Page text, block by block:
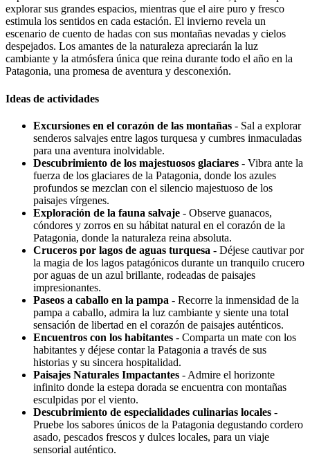
explorar sus grandes espacios, mientras que el aire puro y fresco
estimula los sentidos en cada estación. El invierno revela un
escenario de cuento de hadas con sus montañas nevadas y cielos
despejados. Los amantes de la naturaleza apreciarán la luz
cambiante y la atmósfera única que reina durante todo el año en la
Patagonia, una promesa de aventura y desconexión.
Ideas de actividades
Excursiones en el corazón de las montañas - Sal a explorar
senderos salvajes entre lagos turquesa y cumbres inmaculadas
para una aventura inolvidable.
Descubrimiento de los majestuosos glaciares - Vibra ante la
fuerza de los glaciares de la Patagonia, donde los azules
profundos se mezclan con el silencio majestuoso de los
paisajes vírgenes.
Exploración de la fauna salvaje - Observe guanacos,
cóndores y zorros en su hábitat natural en el corazón de la
Patagonia, donde la naturaleza reina absoluta.
Cruceros por lagos de aguas turquesa - Déjese cautivar por
la magia de los lagos patagónicos durante un tranquilo crucero
por aguas de un azul brillante, rodeadas de paisajes
impresionantes.
Paseos a caballo en la pampa - Recorre la inmensidad de la
pampa a caballo, admira la luz cambiante y siente una total
sensación de libertad en el corazón de paisajes auténticos.
Encuentros con los habitantes - Comparta un mate con los
habitantes y déjese contar la Patagonia a través de sus
historias y su sincera hospitalidad.
Paisajes Naturales Impactantes - Admire el horizonte
infinito donde la estepa dorada se encuentra con montañas
esculpidas por el viento.
Descubrimiento de especialidades culinarias locales -
Pruebe los sabores únicos de la Patagonia degustando cordero
asado, pescados frescos y dulces locales, para un viaje
sensorial auténtico.